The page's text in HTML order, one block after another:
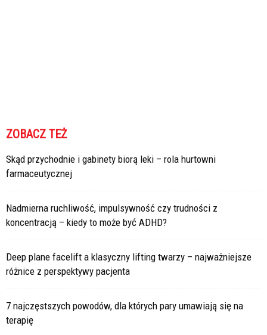
ZOBACZ TEŻ
Skąd przychodnie i gabinety biorą leki – rola hurtowni
farmaceutycznej
Nadmierna ruchliwość, impulsywność czy trudności z
koncentracją – kiedy to może być ADHD?
Deep plane facelift a klasyczny lifting twarzy – najważniejsze
różnice z perspektywy pacjenta
7 najczęstszych powodów, dla których pary umawiają się na
terapię